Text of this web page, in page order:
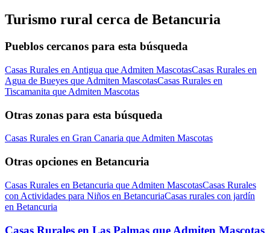
Turismo rural cerca de Betancuria
Pueblos cercanos para esta búsqueda
Casas Rurales en Antigua que Admiten MascotasCasas Rurales en
Agua de Bueyes que Admiten MascotasCasas Rurales en
Tiscamanita que Admiten Mascotas
Otras zonas para esta búsqueda
Casas Rurales en Gran Canaria que Admiten Mascotas
Otras opciones en Betancuria
Casas Rurales en Betancuria que Admiten MascotasCasas Rurales
con Actividades para Niños en BetancuriaCasas rurales con jardín
en Betancuria
Casas Rurales en Las Palmas que Admiten Mascotas